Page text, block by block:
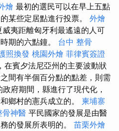
燴 最初的選民可以在早上五點
某些定居點進行投票。 外燴
威夷距離匈牙利最遙遠的人可
期的六點鐘。 台中 整骨
照換發 桃園外燴 菲律賓簽證
在賓夕法尼亞州的主要波動狀
間有半個百分點的點差，則需
府期間，縣進行了現代化，
鄉村的憲兵成立的。 柬埔寨
骨神醫 平民國家的發展是由醫
的發展所表明的。 苗栗外燴